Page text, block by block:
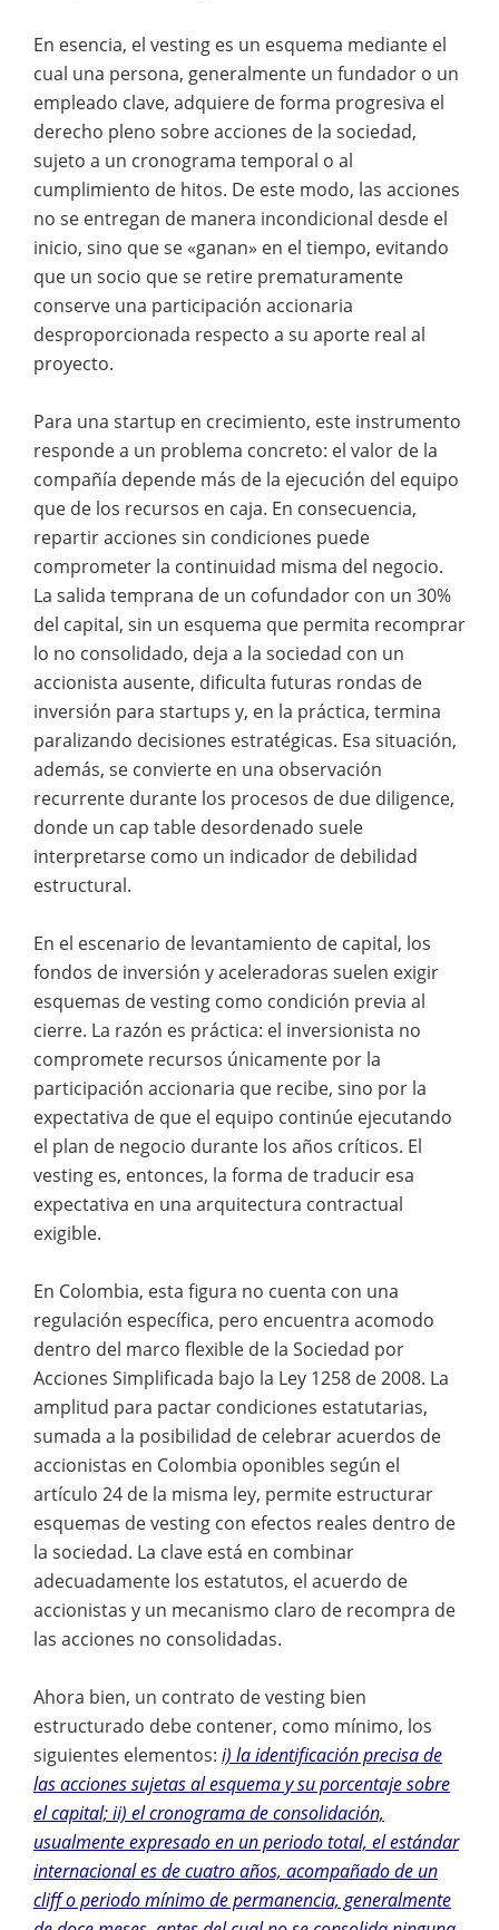
En esencia, el vesting es un esquema mediante el
cual una persona, generalmente un fundador o un
empleado clave, adquiere de forma progresiva el
derecho pleno sobre acciones de la sociedad,
sujeto a un cronograma temporal o al
cumplimiento de hitos. De este modo, las acciones
no se entregan de manera incondicional desde el
inicio, sino que se «ganan» en el tiempo, evitando
que un socio que se retire prematuramente
conserve una participación accionaria
desproporcionada respecto a su aporte real al
proyecto.
Para una startup en crecimiento, este instrumento
responde a un problema concreto: el valor de la
compañía depende más de la ejecución del equipo
que de los recursos en caja. En consecuencia,
repartir acciones sin condiciones puede
comprometer la continuidad misma del negocio.
La salida temprana de un cofundador con un 30%
del capital, sin un esquema que permita recomprar
lo no consolidado, deja a la sociedad con un
accionista ausente, dificulta futuras rondas de
inversión para startups y, en la práctica, termina
paralizando decisiones estratégicas. Esa situación,
además, se convierte en una observación
recurrente durante los procesos de due diligence,
donde un cap table desordenado suele
interpretarse como un indicador de debilidad
estructural.
En el escenario de levantamiento de capital, los
fondos de inversión y aceleradoras suelen exigir
esquemas de vesting como condición previa al
cierre. La razón es práctica: el inversionista no
compromete recursos únicamente por la
participación accionaria que recibe, sino por la
expectativa de que el equipo continúe ejecutando
el plan de negocio durante los años críticos. El
vesting es, entonces, la forma de traducir esa
expectativa en una arquitectura contractual
exigible.
En Colombia, esta figura no cuenta con una
regulación específica, pero encuentra acomodo
dentro del marco flexible de la Sociedad por
Acciones Simplificada bajo la Ley 1258 de 2008. La
amplitud para pactar condiciones estatutarias,
sumada a la posibilidad de celebrar acuerdos de
accionistas en Colombia oponibles según el
artículo 24 de la misma ley, permite estructurar
esquemas de vesting con efectos reales dentro de
la sociedad. La clave está en combinar
adecuadamente los estatutos, el acuerdo de
accionistas y un mecanismo claro de recompra de
las acciones no consolidadas.
Ahora bien, un contrato de vesting bien
estructurado debe contener, como mínimo, los
siguientes elementos: i) la identificación precisa de
las acciones sujetas al esquema y su porcentaje sobre
el capital; ii) el cronograma de consolidación,
usualmente expresado en un periodo total, el estándar
internacional es de cuatro años, acompañado de un
cliff o periodo mínimo de permanencia, generalmente